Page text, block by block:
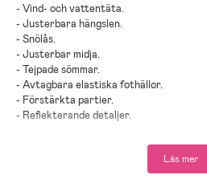
- Vind- och vattentäta.
- Justerbara hängslen.
- Snölås.
- Justerbar midja.
- Tejpade sömmar.
- Avtagbara elastiska fothällor.
- Förstärkta partier.
- Reflekterande detaljer.
- PFC-fri vattenavvisande finish.Läs mer